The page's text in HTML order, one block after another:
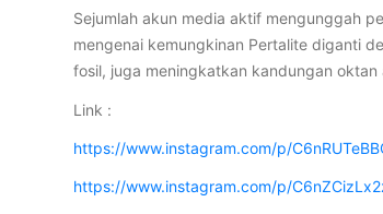
Sejumlah akun media aktif mengunggah
mengenai kemungkinan Pertalite diganti
fosil, juga meningkatkan kandungan
Link :
https://www.instagram.com/p/
https://www.instagram.com/p/